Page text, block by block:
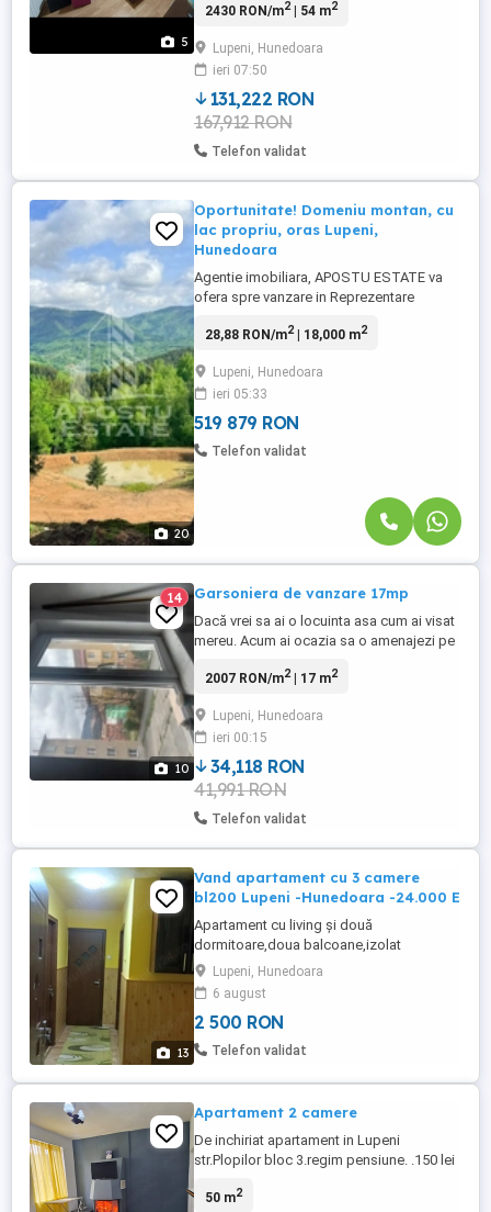
5
In zona foarte bună la 3 minute de Lidl și
stațiunea de ski Straja. Apartamentul
dispune de centrala termică Saunier
Duval, combina frigorifică, ...
2430 RON/m2| 54 m2
Lupeni, Hunedoara
ieri 07:50
131,222 RON
167,912 RON
Telefon validat
20
Oportunitate! Domeniu montan, cu
lac propriu, oras Lupeni,
Hunedoara
Agentie imobiliara, APOSTU ESTATE va
ofera spre vanzare in Reprezentare
cumparator, un munte intreg, un lac privat,
fotografii. Amplasarea proprietatii se afla
la 2.5km fata de centrul orasului Lupeni si
la 13km fata de statiunea ...
28,88 RON/m2| 18,000 m2
Lupeni, Hunedoara
ieri 05:33
519 879 RON
Telefon validat
10
14 Garsoniera de vanzare 17mp
Dacă vrei sa ai o locuinta asa cum ai visat
mereu. Acum ai ocazia sa o amenajezi pe
proprietate privata, care este pregatit
usa metalica si geam termopan, fără
datorii. Este compus din baie, bucatarie si
o camera, Este ...
2007 RON/m2| 17 m2
Lupeni, Hunedoara
ieri 00:15
34,118 RON
41,991 RON
Telefon validat
13
Vand apartament cu 3 camere
bl200 Lupeni -Hunedoara -24.000 E
Apartament cu living și două
dormitoare,doua balcoane,izolat
termic,bine intretinut de 70 mp pătrați ,uși
,parchet ,gresie,utilitati separate , et 7 bl
200 in Lupeni Hunedoara, casa scării
renovata, zona A a orașului pt familii cu
copii . 24.000 E. bloc intrat in program de
Lupeni, Hunedoara
6 august
2 500 RON
Telefon validat
Apartament 2 camere
De inchiriat apartament in Lupeni
str.Plopilor bloc 3.regim pensiune. .150 lei
50 m2